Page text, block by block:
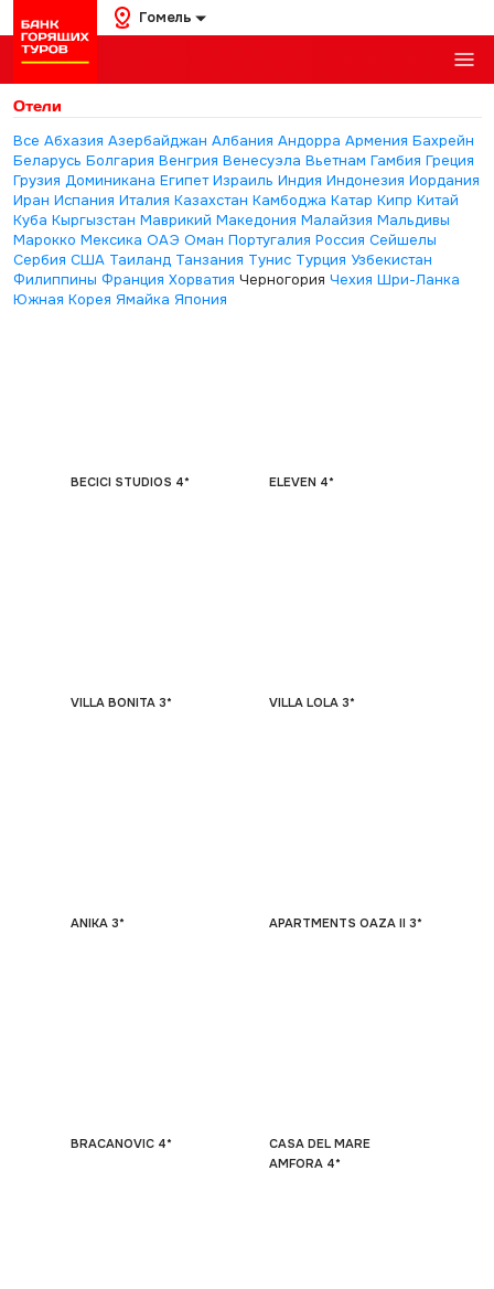
Гомель
Отели
Все Абхазия Азербайджан Албания Андорра Армения Бахрейн
Беларусь Болгария Венгрия Венесуэла Вьетнам Гамбия Греция
Грузия Доминикана Египет Израиль Индия Индонезия Иордания
Иран Испания Италия Казахстан Камбоджа Катар Кипр Китай
Куба Кыргызстан Маврикий Македония Малайзия Мальдивы
Марокко Мексика ОАЭ Оман Португалия Россия Сейшелы
Сербия США Таиланд Танзания Тунис Турция Узбекистан
Филиппины Франция Хорватия Черногория Чехия Шри-Ланка
Южная Корея Ямайка Япония
BECICI STUDIOS 4* ELEVEN 4*
VILLA BONITA 3* VILLA LOLA 3*
ANIKA 3* APARTMENTS OAZA II 3*
BRACANOVIC 4*
CASA DEL MARE
AMFORA 4*